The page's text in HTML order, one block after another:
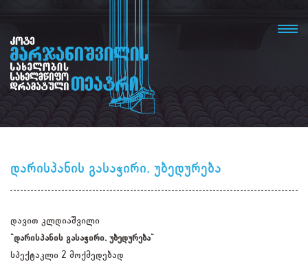
დარისპანის გასაჭირი, უბედურება
დავით კლდიაშვილი
"დარისპანის გასაჭირი, უბედურება"
სპექტაკლი 2 მოქმედებად